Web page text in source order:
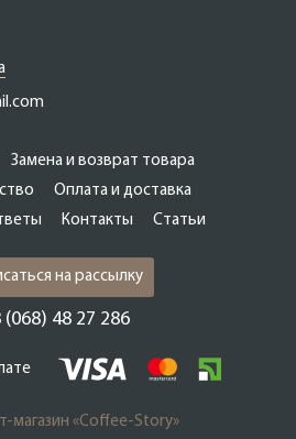
Замена и возврат товара
Оплата и доставка
Контакты Статьи
на рассылку
(068) 48 27 286
магазин «Coffee-Story»